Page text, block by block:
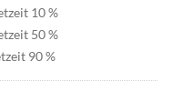
10 %
50 %
90 %